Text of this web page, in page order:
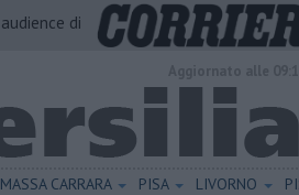
di
MASSA CARRARA PISA LIVORNO